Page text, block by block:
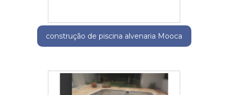
construção de piscina alvenaria Mooca